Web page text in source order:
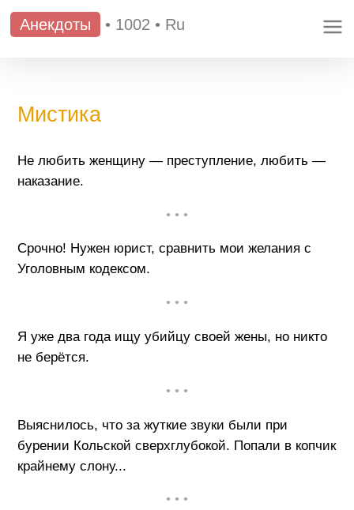
Анекдоты • 1002 • Ru
Мистика
Не любить женщину — преступление, любить —
наказание.
• • •
Срочно! Нужен юрист, сравнить мои желания с
Уголовным кодексом.
• • •
Я уже два года ищу убийцу своей жены, но никто
не берётся.
• • •
Выяснилось, что за жуткие звуки были при
бурении Кольской сверхглубокой. Попали в копчик
крайнему слону...
• • •